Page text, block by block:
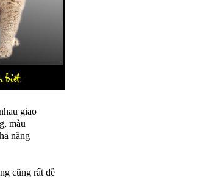
giao
màu
năng
cũng rất dễ